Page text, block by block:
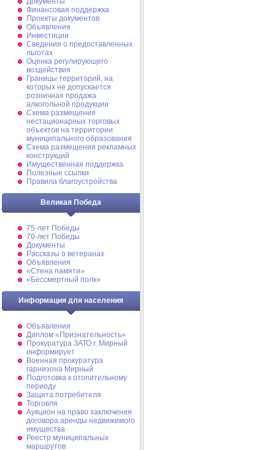
Финансовая поддержка
Проекты документов
Объявления
Инвестиции
Сведения о предоставленных
льготах
Оценка регулирующего
воздействия
Границы территорий, на
которых не допускается
розничная продажа
алкогольной продукции
Схема размещения
нестационарных торговых
объектов на территории
муниципального образования
Схема размещения рекламных
конструкций
Имущественная поддержка
Полезные ссылки
Правила благоустройства
Великая Победа
75-лет Победы
70-лет Победы
Документы
Рассказы о ветеранах
Объявления
«Стена памяти»
«Бессмертный полк»
Информация для населения
Объявления
Диплом «Признательность»
Прокуратура ЗАТО г. Мирный
информирует
Военная прокуратура
гарнизона Мирный
Подготовка к отопительному
периоду
Защита потребителя
Торговля
Аукцион на право заключения
договора аренды недвижимого
имущества
Реестр муниципальных
маршрутов